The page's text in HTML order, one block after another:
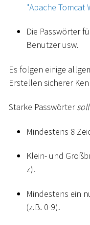
"Apache Tomcat
Die Passwörter
Benutzer usw.
Es folgen einige
Erstellen sicherer
Starke Passwörter
Mindestens 8
Klein- und
z).
Mindestens ein
(z.B. 0-9).